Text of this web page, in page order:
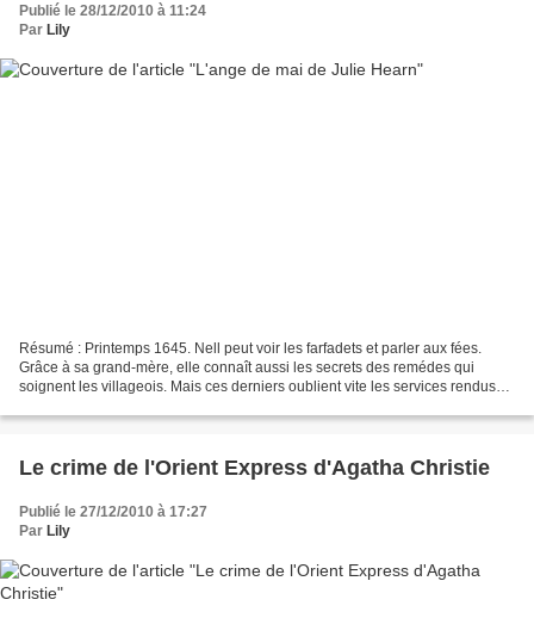
Publié le 28/12/2010 à 11:24
Par Lily
Résumé : Printemps 1645. Nell peut voir les farfadets et parler aux fées.
Grâce à sa grand-mère, elle connaît aussi les secrets des remédes qui
soignent les villageois. Mais ces derniers oublient vite les services rendus
Le crime de l'Orient Express d'Agatha Christie
Publié le 27/12/2010 à 17:27
Par Lily